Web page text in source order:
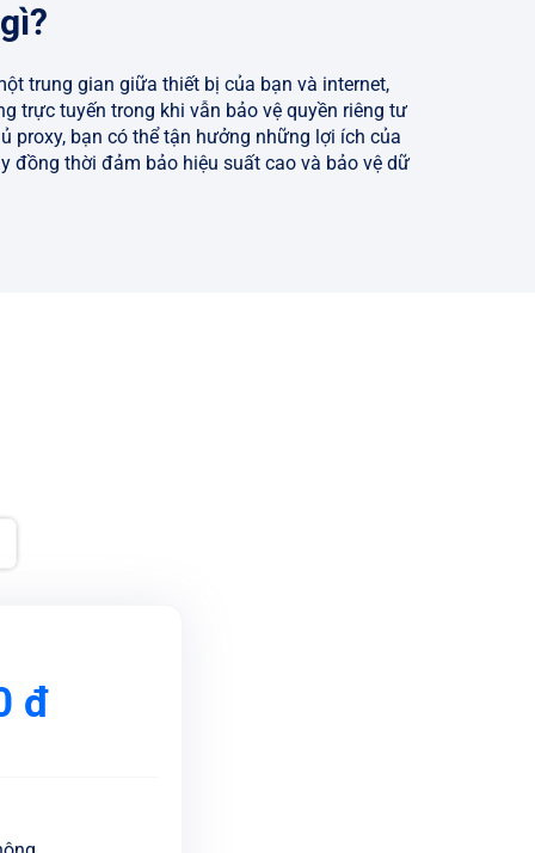
trung gian giữa thiết bị của bạn và internet,
trực tuyến trong khi vẫn bảo vệ quyền riêng tư
proxy, bạn có thể tận hưởng những lợi ích của
đồng thời đảm bảo hiệu suất cao và bảo vệ dữ
đ